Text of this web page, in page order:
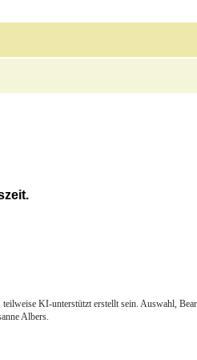
KI-unterstützt erstellt sein. Auswahl,
Albers.